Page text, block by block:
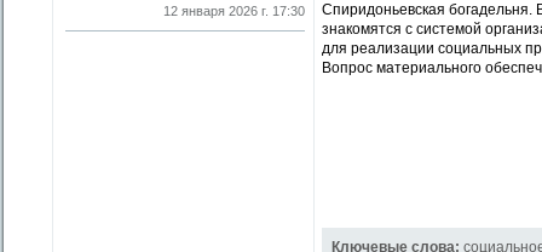
12 января 2026 г. 17:30
Спиридоньевская
знакомятся с системой
для реализации социальных
Вопрос материального
Ключевые слова: